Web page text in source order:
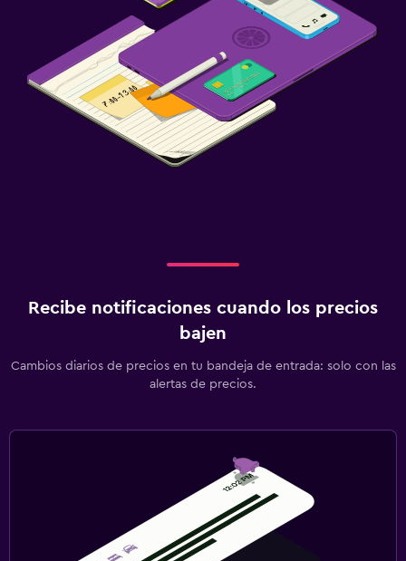
Recibe notificaciones cuando los precios
bajen
Cambios diarios de precios en tu bandeja de entrada: solo con las
alertas de precios.